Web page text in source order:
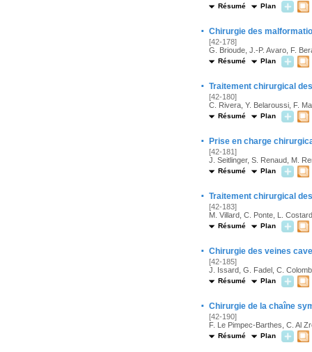
Résumé Plan
· Chirurgie des
[42-178]
G. Brioude, J.-P. Avaro, F.
Résumé Plan
· Traitement chirurgical
[42-180]
C. Rivera, Y. Belaroussi, F.
Résumé Plan
· Prise en charge
[42-181]
J. Seitlinger, S. Renaud, M.
Résumé Plan
· Traitement chirurgical
[42-183]
M. Villard, C. Ponte, L.
Résumé Plan
· Chirurgie des veines
[42-185]
J. Issard, G. Fadel, C.
Résumé Plan
· Chirurgie de la chaîne
[42-190]
F. Le Pimpec-Barthes, C. Al
Résumé Plan